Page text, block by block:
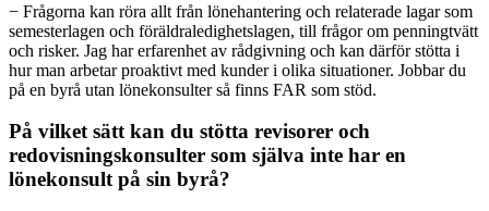
− Frågorna kan röra allt från lönehantering och relaterade lagar som
semesterlagen och föräldraledighetslagen, till frågor om penningtvätt
och risker. Jag har erfarenhet av rådgivning och kan därför stötta i
hur man arbetar proaktivt med kunder i olika situationer. Jobbar du
på en byrå utan lönekonsulter så finns FAR som stöd.
På vilket sätt kan du stötta revisorer och
redovisningskonsulter som själva inte har en
lönekonsult på sin byrå?